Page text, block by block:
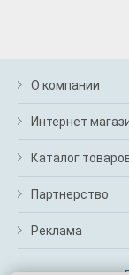
О компании
Интернет
Каталог
Партнерство
Реклама